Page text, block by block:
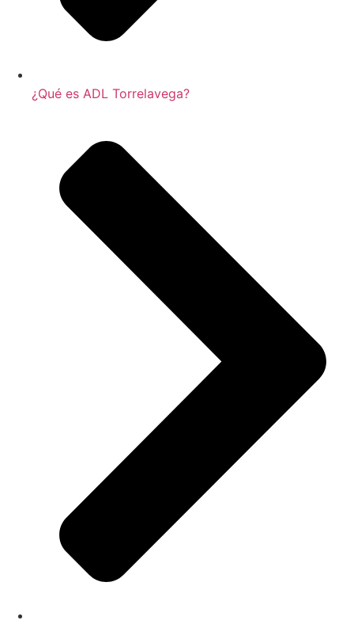
¿Qué es ADL Torrelavega?